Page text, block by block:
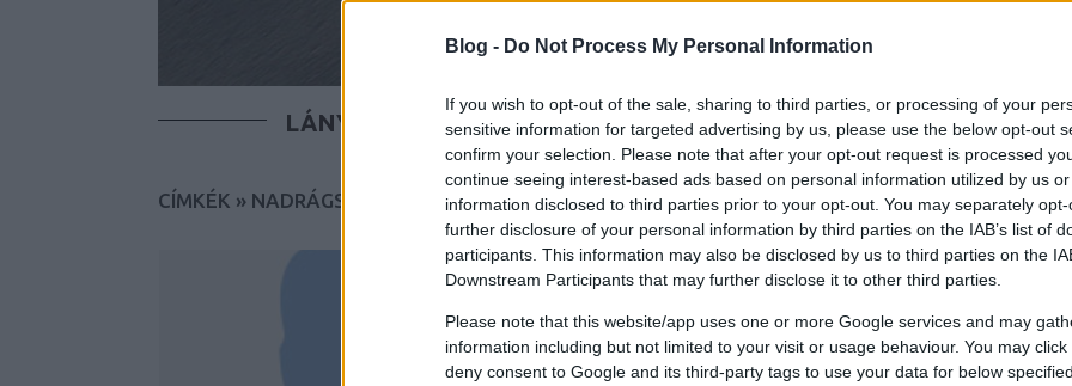
Blog - Do Not Process My Personal Information
If you wish to opt-out of the sale, sharing to third parties, or processing of your
sensitive information for targeted advertising by us, please use the below opt-out
confirm your selection. Please note that after your opt-out request is processed
continue seeing interest-based ads based on personal information utilized by us
information disclosed to third parties prior to your opt-out. You may separately
further disclosure of your personal information by third parties on the IAB’s list of
participants. This information may also be disclosed by us to third parties on the
Downstream Participants that may further disclose it to other third parties.
Please note that this website/app uses one or more Google services and may
information including but not limited to your visit or usage behaviour. You may
deny consent to Google and its third-party tags to use your data for below
LÁNYOK FIÚK TIPPEK GYEREKKEL SZOKNYÁBAN
KÜLDJ FOTÓT
CÍMKÉK » NADRÁGSZOKNYA